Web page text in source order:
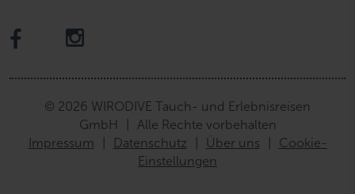
© 2026 WIRODIVE Tauch- und Erlebnisreisen
GmbH
Alle Rechte vorbehalten
Impressum
Datenschutz Über uns
Cookie-
Einstellungen